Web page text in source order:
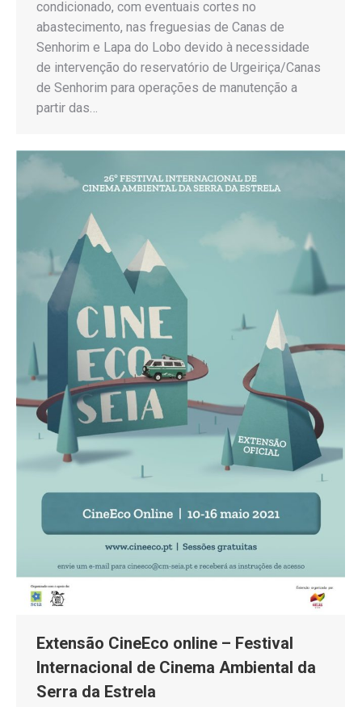
condicionado, com eventuais cortes no
abastecimento, nas freguesias de Canas de
Senhorim e Lapa do Lobo devido à necessidade
de intervenção do reservatório de Urgeiriça/Canas
de Senhorim para operações de manutenção a
partir das…
Extensão CineEco online – Festival
Internacional de Cinema Ambiental da
Serra da Estrela